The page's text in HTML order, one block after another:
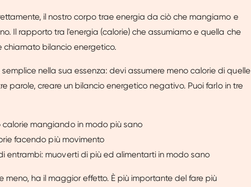
il nostro corpo trae energia da ciò che mangiamo e
Il rapporto tra l'energia (calorie) che assumiamo e quella che
chiamato bilancio energetico.
nella sua essenza: devi assumere meno calorie di quelle
parole, creare un bilancio energetico negativo. Puoi farlo in tre
calorie mangiando in modo più sano
facendo più movimento
entrambi: muoverti di più ed alimentarti in modo sano
meno, ha il maggior effetto. È più importante del fare più